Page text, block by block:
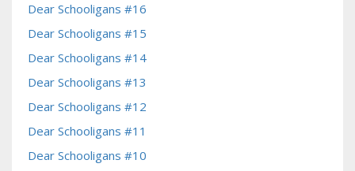
Dear Schooligans #16
Dear Schooligans #15
Dear Schooligans #14
Dear Schooligans #13
Dear Schooligans #12
Dear Schooligans #11
Dear Schooligans #10